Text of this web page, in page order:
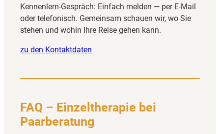
Kennenlern-Gespräch: Einfach melden — per E-Mail
oder telefonisch. Gemeinsam schauen wir, wo Sie
stehen und wohin Ihre Reise gehen kann.
zu den Kontaktdaten
FAQ – Einzeltherapie bei
Paarberatung